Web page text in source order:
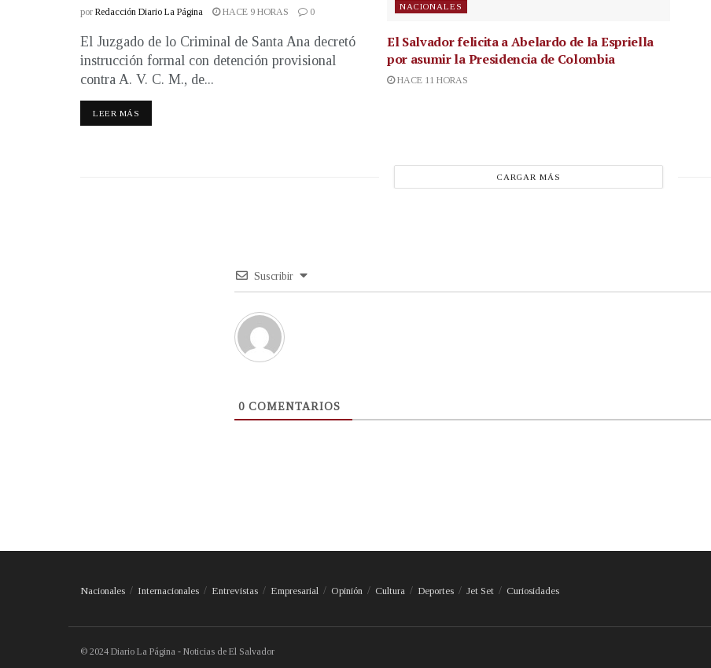
por Redacción Diario La Página HACE 9 HORAS 0
El Juzgado de lo Criminal de Santa Ana decretó
instrucción formal con detención provisional
contra A. V. C. M., de...
LEER MÁS
NACIONALES
El Salvador felicita a Abelardo de la Espriella
por asumir la Presidencia de Colombia
HACE 11 HORAS
CARGAR MÁS
Suscribir
0 COMENTARIOS
Nacionales Internacionales Entrevistas Empresarial Opinión Cultura Deportes Jet Set Curiosidades
© 2024 Diario La Página - Noticias de El Salvador